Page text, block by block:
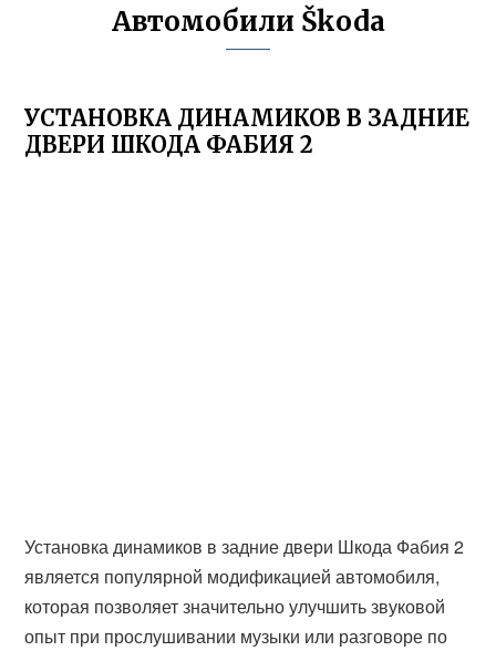
Автомобили Škoda
УСТАНОВКА ДИНАМИКОВ В ЗАДНИЕ
ДВЕРИ ШКОДА ФАБИЯ 2
Установка динамиков в задние двери Шкода Фабия 2
является популярной модификацией автомобиля,
которая позволяет значительно улучшить звуковой
опыт при прослушивании музыки или разговоре по